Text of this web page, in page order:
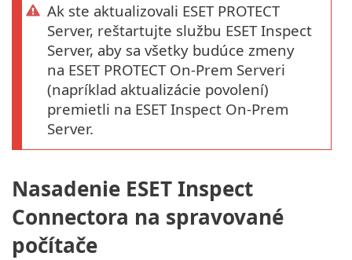
Ak ste aktualizovali ESET PROTECT
Server, reštartujte službu ESET Inspect
Server, aby sa všetky budúce zmeny
na ESET PROTECT On-Prem Serveri
(napríklad aktualizácie povolení)
premietli na ESET Inspect On-Prem
Server.
Nasadenie ESET Inspect
Connectora na spravované
počítače